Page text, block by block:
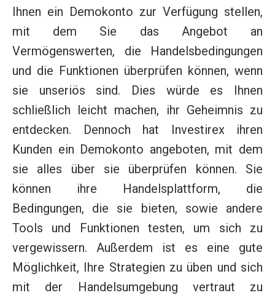
Ihnen ein Demokonto zur Verfügung stellen,
mit dem Sie das Angebot an
Vermögenswerten, die Handelsbedingungen
und die Funktionen überprüfen können, wenn
sie unseriös sind. Dies würde es Ihnen
schließlich leicht machen, ihr Geheimnis zu
entdecken. Dennoch hat Investirex ihren
Kunden ein Demokonto angeboten, mit dem
sie alles über sie überprüfen können. Sie
können ihre Handelsplattform, die
Bedingungen, die sie bieten, sowie andere
Tools und Funktionen testen, um sich zu
vergewissern. Außerdem ist es eine gute
Möglichkeit, Ihre Strategien zu üben und sich
mit der Handelsumgebung vertraut zu